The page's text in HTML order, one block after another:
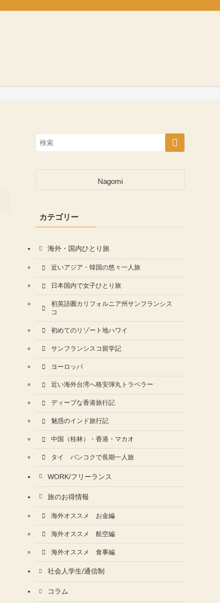
Nagomi
カテゴリー
海外・国内ひとり旅
近いアジア・韓国の悠々一人旅
日本国内で女子ひとり旅
初英語圏カリフォルニア州サンフランシス
コ
初めてのリゾート地ハワイ
サンフランシスコ留学記
ヨーロッパ
近い海外台湾へ格安弾丸トラベラー
ディープな香港旅行記
魅惑のインド旅行記
中国（桂林）・香港・マカオ
タイ バンコクで長期一人旅
WORK/フリーランス
旅のお得情報
海外オススメ お金編
海外オススメ 航空編
海外オススメ 食事編
社会人学生/通信制
コラム